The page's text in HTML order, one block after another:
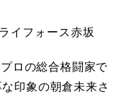
イフォース赤坂
ロの総合格闘家で
印象の朝倉未来さ